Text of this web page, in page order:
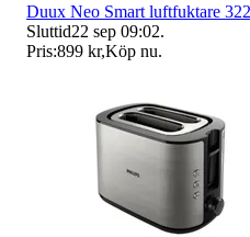
Duux Neo Smart luftfuktare
Sluttid22 sep 09:02.
Pris:899 kr,Köp nu.